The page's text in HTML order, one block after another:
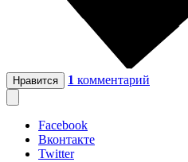
Нравится 1 комментарий
Facebook
Вконтакте
Twitter